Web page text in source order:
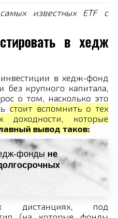
известных ETF с
в хедж
в хедж-фонд
без крупного капитала,
о том, насколько это
стоит вспомнить о тех
доходности, которые
вывод таков:
фонды не
дистанциях, под